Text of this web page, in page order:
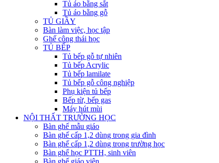
Tủ áo bằng sắt
Tủ áo bằng gỗ
TỦ GIẦY
Bàn làm việc, học tập
Ghế công thái học
TỦ BẾP
Tủ bếp gỗ tự nhiên
Tủ bếp Acrylic
Tủ bếp lamilate
Tủ bếp gỗ công nghiệp
Phụ kiện tủ bếp
Bếp từ, bếp gas
Máy hút mùi
NỘI THẤT TRƯỜNG HỌC
Bàn ghế mẫu giáo
Bàn ghế cấp 1,2 dùng trong gia đình
Bàn ghế cấp 1,2 dùng trong trường học
Bàn ghế học PTTH, sinh viên